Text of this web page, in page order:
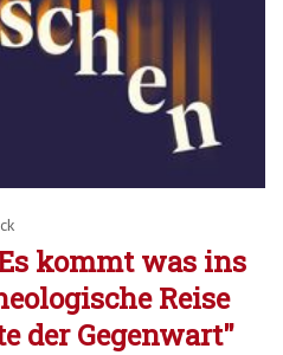
kommt was ins
Reise
der Gegenwart"